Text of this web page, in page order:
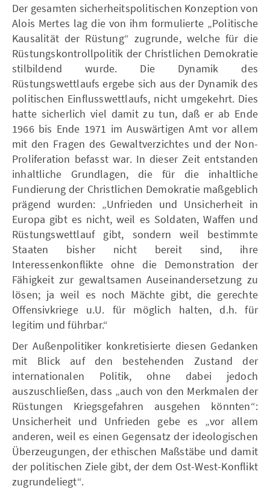
Der gesamten sicherheitspolitischen Konzeption von
Alois Mertes lag die von ihm formulierte „Politische
Kausalität der Rüstung“ zugrunde, welche für die
Rüstungskontrollpolitik der Christlichen Demokratie
stilbildend wurde. Die Dynamik des
Rüstungswettlaufs ergebe sich aus der Dynamik des
politischen Einflusswettlaufs, nicht umgekehrt. Dies
hatte sicherlich viel damit zu tun, daß er ab Ende
1966 bis Ende 1971 im Auswärtigen Amt vor allem
mit den Fragen des Gewaltverzichtes und der Non-
Proliferation befasst war. In dieser Zeit entstanden
inhaltliche Grundlagen, die für die inhaltliche
Fundierung der Christlichen Demokratie maßgeblich
prägend wurden: „Unfrieden und Unsicherheit in
Europa gibt es nicht, weil es Soldaten, Waffen und
Rüstungswettlauf gibt, sondern weil bestimmte
Staaten bisher nicht bereit sind, ihre
Interessenkonflikte ohne die Demonstration der
Fähigkeit zur gewaltsamen Auseinandersetzung zu
lösen; ja weil es noch Mächte gibt, die gerechte
Offensivkriege u.U. für möglich halten, d.h. für
legitim und führbar.“
Der Außenpolitiker konkretisierte diesen Gedanken
mit Blick auf den bestehenden Zustand der
internationalen Politik, ohne dabei jedoch
auszuschließen, dass „auch von den Merkmalen der
Rüstungen Kriegsgefahren ausgehen könnten“:
Unsicherheit und Unfrieden gebe es „vor allem
anderen, weil es einen Gegensatz der ideologischen
Überzeugungen, der ethischen Maßstäbe und damit
der politischen Ziele gibt, der dem Ost-West-Konflikt
zugrundeliegt“.